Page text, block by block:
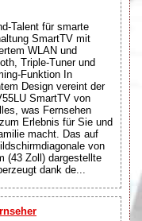
Talent für smarte
SmartTV mit
WLAN und
Triple-Tuner und
Funktion In
Design vereint der
SmartTV von
was Fernsehen
Erlebnis für Sie und
macht. Das auf
von
(43 Zoll) dargestellte
dank de...